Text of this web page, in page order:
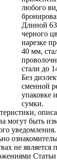
любого
Длиной
черного
нарезке
40 мм,
стали до
Без
сменной
упаковке
сумки.
могут быть
не